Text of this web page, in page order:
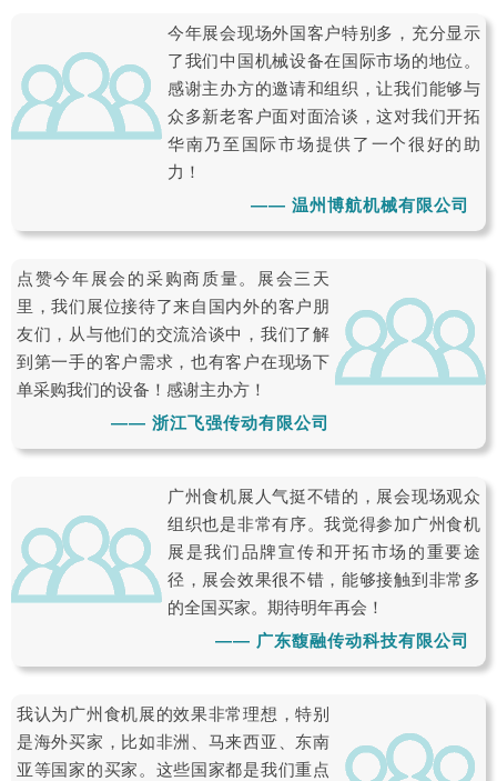
今年展会现场外国客户特别多，充分显示
了我们中国机械设备在国际市场的地位。
感谢主办方的邀请和组织，让我们能够与
众多新老客户面对面洽谈，这对我们开拓
华南乃至国际市场提供了一个很好的助
力！
—— 温州博航机械有限公司
点赞今年展会的采购商质量。展会三天
里，我们展位接待了来自国内外的客户朋
友们，从与他们的交流洽谈中，我们了解
到第一手的客户需求，也有客户在现场下
单采购我们的设备！感谢主办方！
—— 浙江飞强传动有限公司
广州食机展人气挺不错的，展会现场观众
组织也是非常有序。我觉得参加广州食机
展是我们品牌宣传和开拓市场的重要途
径，展会效果很不错，能够接触到非常多
的全国买家。期待明年再会！
—— 广东馥融传动科技有限公司
我认为广州食机展的效果非常理想，特别
是海外买家，比如非洲、马来西亚、东南
亚等国家的买家。这些国家都是我们重点